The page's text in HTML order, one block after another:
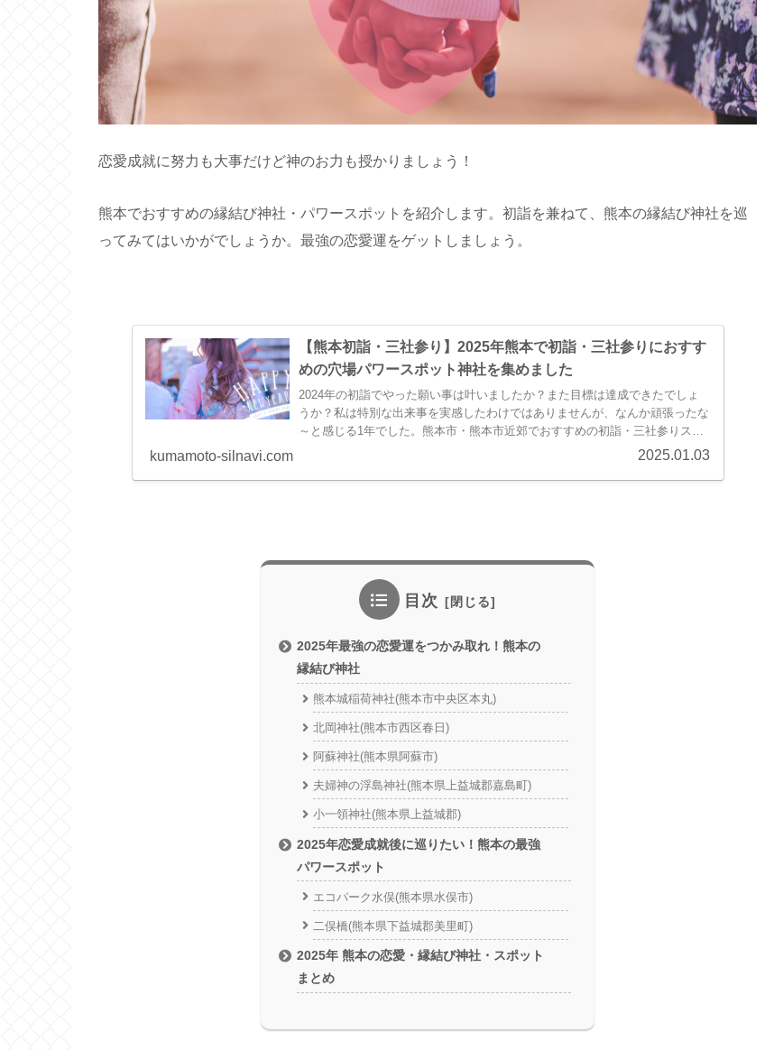
恋愛成就に努力も大事だけど神のお力も授かりましょう！
熊本でおすすめの縁結び神社・パワースポットを紹介します。初詣を兼ねて、熊本の縁結び神社を巡
ってみてはいかがでしょうか。最強の恋愛運をゲットしましょう。
【熊本初詣・三社参り】2025年熊本で初詣・三社参りにおすす
めの穴場パワースポット神社を集めました
2024年の初詣でやった願い事は叶いましたか？また目標は達成できたでしょ
うか？私は特別な出来事を実感したわけではありませんが、なんか頑張ったな
～と感じる1年でした。熊本市・熊本市近郊でおすすめの初詣・三社参りスポ
kumamoto-silnavi.com 2025.01.03
目次
2025年最強の恋愛運をつかみ取れ！熊本の
縁結び神社
熊本城稲荷神社(熊本市中央区本丸)
北岡神社(熊本市西区春日)
阿蘇神社(熊本県阿蘇市)
夫婦神の浮島神社(熊本県上益城郡嘉島町)
小一領神社(熊本県上益城郡)
2025年恋愛成就後に巡りたい！熊本の最強
パワースポット
エコパーク水俣(熊本県水俣市)
二俣橋(熊本県下益城郡美里町)
2025年 熊本の恋愛・縁結び神社・スポット
まとめ